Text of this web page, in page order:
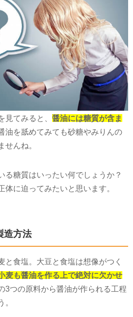
見てみると、 醤油には糖質が含ま
油を舐めてみても砂糖やみりんの
せんね。
る糖質はいったい何でしょうか？
体に迫ってみたいと思います。
造方法
と食塩。大豆と食塩は想像がつく
麦も醤油を作る上で絶対に欠かせ
3つの原料から醤油が作られる工程
。